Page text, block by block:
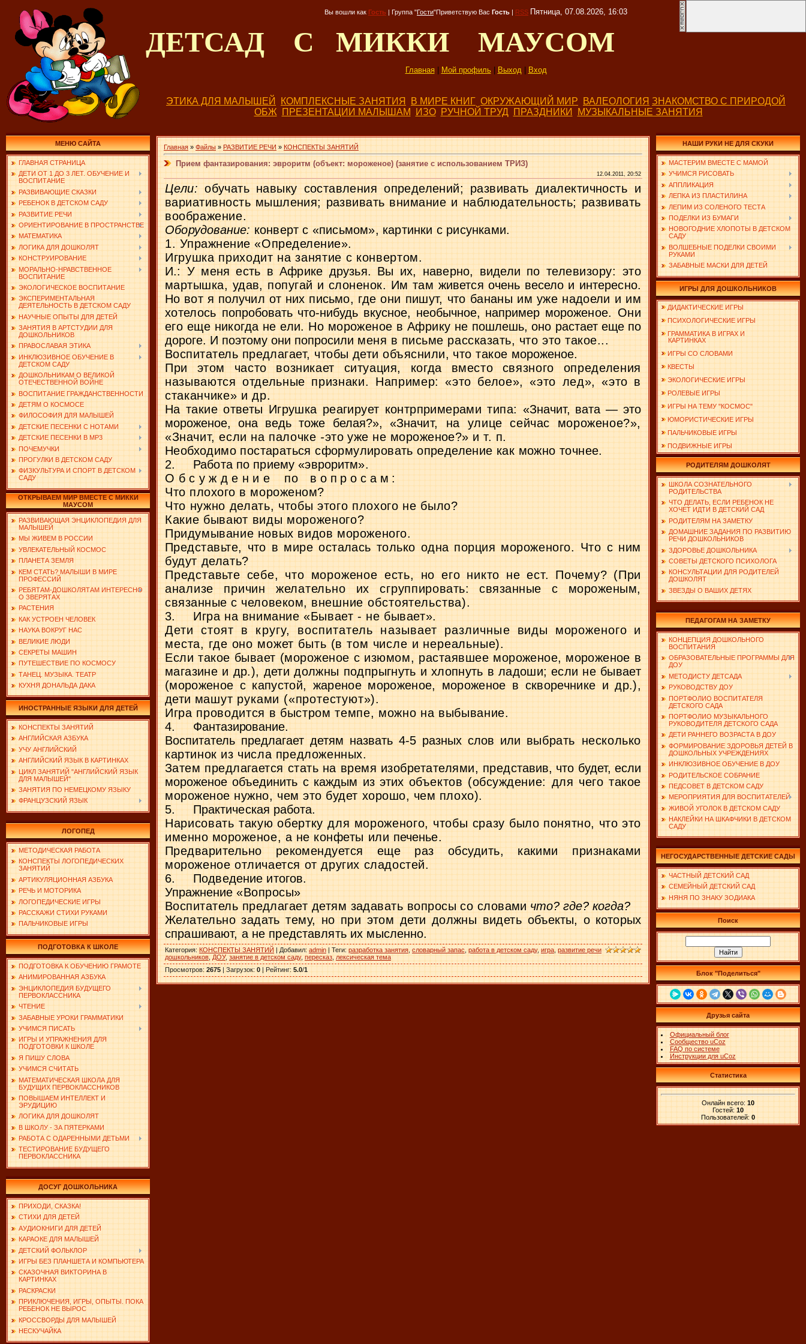
Вы вошли как Гость | Группа "Гости"Приветствую Вас Гость | RSS Пятница, 07.08.2026, 16:03
ДЕТСАД С МИККИ МАУСОМ
Главная| Мой профиль| Выход| Вход
ЭТИКА ДЛЯ МАЛЫШЕЙ КОМПЛЕКСНЫЕ ЗАНЯТИЯ В МИРЕ КНИГ ОКРУЖАЮЩИЙ МИР ВАЛЕОЛОГИЯ ЗНАКОМСТВО С ПРИРОДОЙ
ОБЖ
ПРЕЗЕНТАЦИИ МАЛЫШАМ ИЗО РУЧНОЙ ТРУД ПРАЗДНИКИ МУЗЫКАЛЬНЫЕ ЗАНЯТИЯ
МЕНЮ САЙТА
ГЛАВНАЯ СТРАНИЦА
ДЕТИ ОТ 1 ДО 3 ЛЕТ. ОБУЧЕНИЕ И
ВОСПИТАНИЕ
РАЗВИВАЮЩИЕ СКАЗКИ
РЕБЕНОК В ДЕТСКОМ САДУ
РАЗВИТИЕ РЕЧИ
ОРИЕНТИРОВАНИЕ В ПРОСТРАНСТВЕ
МАТЕМАТИКА
ЛОГИКА ДЛЯ ДОШКОЛЯТ
КОНСТРУИРОВАНИЕ
МОРАЛЬНО-НРАВСТВЕННОЕ
ВОСПИТАНИЕ
ЭКОЛОГИЧЕСКОЕ ВОСПИТАНИЕ
ЭКСПЕРИМЕНТАЛЬНАЯ
ДЕЯТЕЛЬНОСТЬ В ДЕТСКОМ САДУ
НАУЧНЫЕ ОПЫТЫ ДЛЯ ДЕТЕЙ
ЗАНЯТИЯ В АРТСТУДИИ ДЛЯ
ДОШКОЛЬНИКОВ
ПРАВОСЛАВАЯ ЭТИКА
ИНКЛЮЗИВНОЕ ОБУЧЕНИЕ В
ДЕТСКОМ САДУ
ДОШКОЛЬНИКАМ О ВЕЛИКОЙ
ОТЕЧЕСТВЕННОЙ ВОЙНЕ
ВОСПИТАНИЕ ГРАЖДАНСТВЕННОСТИ
ДЕТЯМ О КОСМОСЕ
ФИЛОСОФИЯ ДЛЯ МАЛЫШЕЙ
ДЕТСКИЕ ПЕСЕНКИ С НОТАМИ
ДЕТСКИЕ ПЕСЕНКИ В MP3
ПОЧЕМУЧКИ
ПРОГУЛКИ В ДЕТСКОМ САДУ
ФИЗКУЛЬТУРА И СПОРТ В ДЕТСКОМ
САДУ
ОТКРЫВАЕМ МИР ВМЕСТЕ С МИККИ
МАУСОМ
РАЗВИВАЮЩАЯ ЭНЦИКЛОПЕДИЯ ДЛЯ
МАЛЫШЕЙ
МЫ ЖИВЕМ В РОССИИ
УВЛЕКАТЕЛЬНЫЙ КОСМОС
ПЛАНЕТА ЗЕМЛЯ
КЕМ СТАТЬ? МАЛЫШИ В МИРЕ
ПРОФЕССИЙ
РЕБЯТАМ-ДОШКОЛЯТАМ ИНТЕРЕСНО
О ЗВЕРЯТАХ
РАСТЕНИЯ
КАК УСТРОЕН ЧЕЛОВЕК
НАУКА ВОКРУГ НАС
ВЕЛИКИЕ ЛЮДИ
СЕКРЕТЫ МАШИН
ПУТЕШЕСТВИЕ ПО КОСМОСУ
ТАНЕЦ. МУЗЫКА. ТЕАТР
КУХНЯ ДОНАЛЬДА ДАКА
ИНОСТРАННЫЕ ЯЗЫКИ ДЛЯ ДЕТЕЙ
КОНСПЕКТЫ ЗАНЯТИЙ
АНГЛИЙСКАЯ АЗБУКА
УЧУ АНГЛИЙСКИЙ
АНГЛИЙСКИЙ ЯЗЫК В КАРТИНКАХ
ЦИКЛ ЗАНЯТИЙ "АНГЛИЙСКИЙ ЯЗЫК
ДЛЯ МАЛЫШЕЙ"
ЗАНЯТИЯ ПО НЕМЕЦКОМУ ЯЗЫКУ
ФРАНЦУЗСКИЙ ЯЗЫК
ЛОГОПЕД
МЕТОДИЧЕСКАЯ РАБОТА
КОНСПЕКТЫ ЛОГОПЕДИЧЕСКИХ
ЗАНЯТИЙ
АРТИКУЛЯЦИОННАЯ АЗБУКА
РЕЧЬ И МОТОРИКА
ЛОГОПЕДИЧЕСКИЕ ИГРЫ
РАССКАЖИ СТИХИ РУКАМИ
ПАЛЬЧИКОВЫЕ ИГРЫ
ПОДГОТОВКА К ШКОЛЕ
ПОДГОТОВКА К ОБУЧЕНИЮ ГРАМОТЕ
АНИМИРОВАННАЯ АЗБУКА
ЭНЦИКЛОПЕДИЯ БУДУЩЕГО
ПЕРВОКЛАССНИКА
ЧТЕНИЕ
ЗАБАВНЫЕ УРОКИ ГРАММАТИКИ
УЧИМСЯ ПИСАТЬ
ИГРЫ И УПРАЖНЕНИЯ ДЛЯ
ПОДГОТОВКИ К ШКОЛЕ
Я ПИШУ СЛОВА
УЧИМСЯ СЧИТАТЬ
МАТЕМАТИЧЕСКАЯ ШКОЛА ДЛЯ
БУДУЩИХ ПЕРВОКЛАССНИКОВ
ПОВЫШАЕМ ИНТЕЛЛЕКТ И
ЭРУДИЦИЮ
ЛОГИКА ДЛЯ ДОШКОЛЯТ
В ШКОЛУ - ЗА ПЯТЕРКАМИ
РАБОТА С ОДАРЕННЫМИ ДЕТЬМИ
ТЕСТИРОВАНИЕ БУДУЩЕГО
ПЕРВОКЛАССНИКА
ДОСУГ ДОШКОЛЬНИКА
ПРИХОДИ, СКАЗКА!
СТИХИ ДЛЯ ДЕТЕЙ
АУДИОКНИГИ ДЛЯ ДЕТЕЙ
КАРАОКЕ ДЛЯ МАЛЫШЕЙ
ДЕТСКИЙ ФОЛЬКЛОР
ИГРЫ БЕЗ ПЛАНШЕТА И КОМПЬЮТЕРА
СКАЗОЧНАЯ ВИКТОРИНА В
КАРТИНКАХ
РАСКРАСКИ
ПРИКЛЮЧЕНИЯ, ИГРЫ, ОПЫТЫ. ПОКА
РЕБЕНОК НЕ ВЫРОС
КРОССВОРДЫ ДЛЯ МАЛЫШЕЙ
НЕСКУЧАЙКА
Главная » Файлы » РАЗВИТИЕ РЕЧИ » КОНСПЕКТЫ ЗАНЯТИЙ
Прием фантазирования: эвроритм (объект: мороженое) (занятие с использованием ТРИЗ)
12.04.2011, 20:52
Цели:обучать навыку составления определений; развивать диалектичность и
вариативность мышления; развивать внима­ние и наблюдательность; развивать
воображение.
Оборудование: конверт с «письмом», картинки с рисунками.
1. Упражнение «Определение».
Игрушка приходит на занятие с конвертом.
И.: У меня есть в Африке друзья. Вы их, наверно, видели по телевизору: это
мартышка, удав, попугай и слоненок. Им там живется очень весело и интересно.
Но вот я получил от них пись­мо, где они пишут, что бананы им уже надоели и им
хотелось попробовать что-нибудь вкусное, необычное, например мороже­ное. Они
его еще никогда не ели. Но мороженое в Африку не пошлешь, оно растает еще по
дороге. И поэтому они попросили меня в письме рассказать, что это такое...
Воспитатель предлагает, чтобы дети объяснили, что такое мороженое.
При этом часто возникает ситуация, когда вместо связно­го определения
называются отдельные признаки. Например: «это белое», «это лед», «это в
стаканчике» и др.
На такие ответы Игрушка реагирует контрпримерами типа: «Значит, вата — это
мороженое, она ведь тоже белая?», «Зна­чит, на улице сейчас мороженое?»,
«Значит, если на палочке -это уже не мороженое?» и т. п.
Необходимо постараться сформулировать определение как можно точнее.
2.
Работа по приему «эвроритм».
Обсуждение
по
вопросам:
Что плохого в мороженом?
Что нужно делать, чтобы этого плохого не было?
Какие бывают виды мороженого?
Придумывание новых видов мороженого.
Представьте, что в мире осталась только одна порция мо­роженого. Что с ним
будут делать?
Представьте себе, что мороженое есть, но его никто неест. Почему? (При
анализе причин желательно их сгруппи­ровать: связанные с мороженым,
связанные с человеком, вне­шние обстоятельства).
3.
Игра на внимание «Бывает - не бывает».
Дети стоят в кругу, воспитатель называет различные виды мороженого и
места, где оно может быть (в том числе и нереальные).
Если такое бывает (мороженое с изюмом, растаявшее мо­роженое, мороженое в
магазине и др.), дети должны подпрыг­нуть и хлопнуть в ладоши; если не бывает
(мороженое с капус­той, жареное мороженое, мороженое в скворечнике и др.),
дети машут руками («протестуют»).
Игра проводится в быстром темпе, можно на выбывание.
4.
Фантазирование.
Воспитатель предлагает детям назвать 4-5 разных слов или выбрать несколько
картинок из числа предложенных.
Затем предлагается стать на время изобретателями, пред­ставив, что будет, если
мороженое объединить с каждым из этих объектов (обсуждение: для чего такое
мороженое нужно, чем это будет хорошо, чем плохо).
5.
Практическая работа.
Нарисовать такую обертку для мороженого, чтобы сразу было понятно, что это
именно мороженое, а не конфеты или печенье.
Предварительно рекомендуется еще раз обсудить, какими признаками
мороженое отличается от других сладостей.
6.
Подведение итогов.
Упражнение «Вопросы»
Воспитатель предлагает детям задавать вопросы со слова­ми что? где? когда?
Желательно задать тему, но при этом дети должны видеть объекты, о которых
спрашивают, а не представлять их мысленно.
Категория: КОНСПЕКТЫ ЗАНЯТИЙ | Добавил: admin | Теги: разработка занятия словарный запас работа в детском саду, игра развитие речи
дошкольников ДОУ, занятие в детском саду, пересказ лексическая тема
Просмотров: 2675 | Загрузок: 0 | Рейтинг: 5.0/1
НАШИ РУКИ НЕ ДЛЯ СКУКИ
МАСТЕРИМ ВМЕСТЕ С МАМОЙ
УЧИМСЯ РИСОВАТЬ
АППЛИКАЦИЯ
ЛЕПКА ИЗ ПЛАСТИЛИНА
ЛЕПИМ ИЗ СОЛЕНОГО ТЕСТА
ПОДЕЛКИ ИЗ БУМАГИ
НОВОГОДНИЕ ХЛОПОТЫ В ДЕТСКОМ
САДУ
ВОЛШЕБНЫЕ ПОДЕЛКИ СВОИМИ
РУКАМИ
ЗАБАВНЫЕ МАСКИ ДЛЯ ДЕТЕЙ
ИГРЫ ДЛЯ ДОШКОЛЬНИКОВ
ДИДАКТИЧЕСКИЕ ИГРЫ
ПСИХОЛОГИЧЕСКИЕ ИГРЫ
ГРАММАТИКА В ИГРАХ И
КАРТИНКАХ
ИГРЫ СО СЛОВАМИ
КВЕСТЫ
ЭКОЛОГИЧЕСКИЕ ИГРЫ
РОЛЕВЫЕ ИГРЫ
ИГРЫ НА ТЕМУ "КОСМОС"
ЮМОРИСТИЧЕСКИЕ ИГРЫ
ПАЛЬЧИКОВЫЕ ИГРЫ
ПОДВИЖНЫЕ ИГРЫ
РОДИТЕЛЯМ ДОШКОЛЯТ
ШКОЛА СОЗНАТЕЛЬНОГО
РОДИТЕЛЬСТВА
ЧТО ДЕЛАТЬ, ЕСЛИ РЕБЕНОК НЕ
ХОЧЕТ ИДТИ В ДЕТСКИЙ САД
РОДИТЕЛЯМ НА ЗАМЕТКУ
ДОМАШНИЕ ЗАДАНИЯ ПО РАЗВИТИЮ
РЕЧИ ДОШКОЛЬНИКОВ
ЗДОРОВЬЕ ДОШКОЛЬНИКА
СОВЕТЫ ДЕТСКОГО ПСИХОЛОГА
КОНСУЛЬТАЦИИ ДЛЯ РОДИТЕЛЕЙ
ДОШКОЛЯТ
ЗВЕЗДЫ О ВАШИХ ДЕТЯХ
ПЕДАГОГАМ НА ЗАМЕТКУ
КОНЦЕПЦИЯ ДОШКОЛЬНОГО
ВОСПИТАНИЯ
ОБРАЗОВАТЕЛЬНЫЕ ПРОГРАММЫ ДЛЯ
ДОУ
МЕТОДИСТУ ДЕТСАДА
РУКОВОДСТВУ ДОУ
ПОРТФОЛИО ВОСПИТАТЕЛЯ
ДЕТСКОГО САДА
ПОРТФОЛИО МУЗЫКАЛЬНОГО
РУКОВОДИТЕЛЯ ДЕТСКОГО САДА
ДЕТИ РАННЕГО ВОЗРАСТА В ДОУ
ФОРМИРОВАНИЕ ЗДОРОВЬЯ ДЕТЕЙ В
ДОШКОЛЬНЫХ УЧРЕЖДЕНИЯХ
ИНКЛЮЗИВНОЕ ОБУЧЕНИЕ В ДОУ
РОДИТЕЛЬСКОЕ СОБРАНИЕ
ПЕДСОВЕТ В ДЕТСКОМ САДУ
МЕРОПРИЯТИЯ ДЛЯ ВОСПИТАТЕЛЕЙ
ЖИВОЙ УГОЛОК В ДЕТСКОМ САДУ
НАКЛЕЙКИ НА ШКАФЧИКИ В ДЕТСКОМ
САДУ
НЕГОСУДАРСТВЕННЫЕ ДЕТСКИЕ САДЫ
ЧАСТНЫЙ ДЕТСКИЙ САД
СЕМЕЙНЫЙ ДЕТСКИЙ САД
НЯНЯ ПО ЗНАКУ ЗОДИАКА
Поиск
Блок "Поделиться"
Друзья сайта
Официальный блог
Сообщество uCoz
FAQ по системе
Инструкции для uCoz
Статистика
Онлайн всего: 10
Гостей: 10
Пользователей: 0